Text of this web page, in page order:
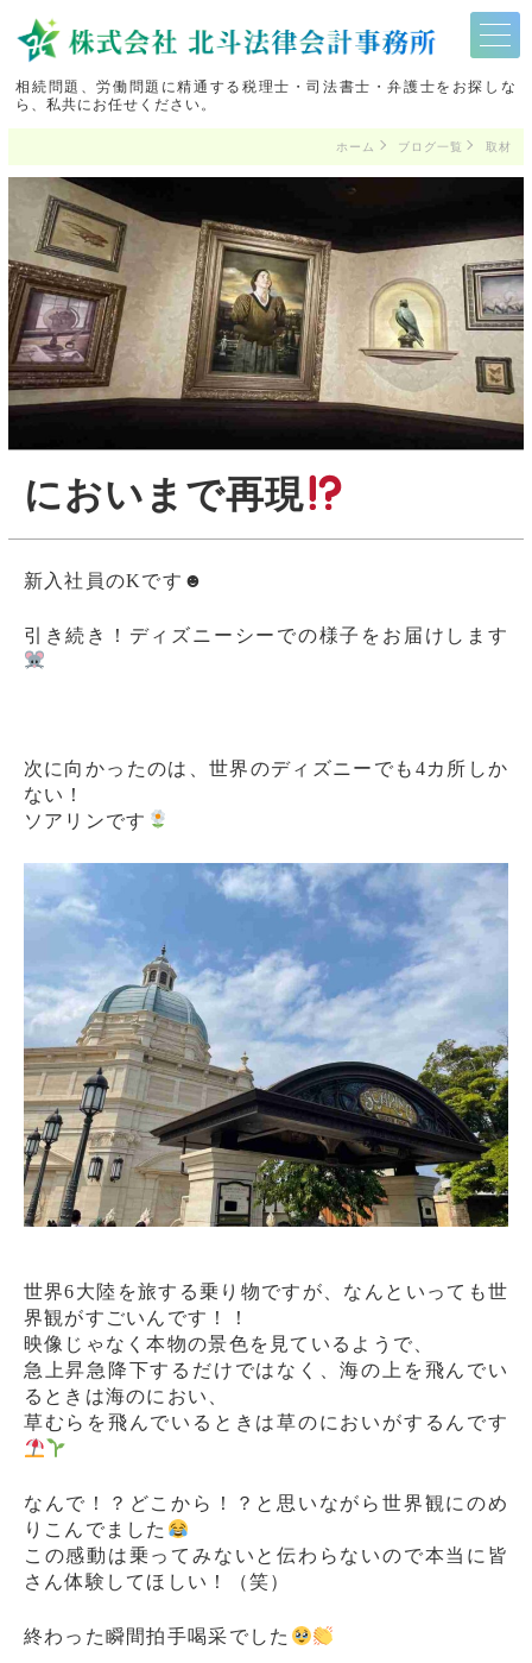
相続問題、労働問題に精通する税理士・司法書士・弁護士をお探しな
ら、私共にお任せください。
ホーム ブログ一覧 取材
においまで再現
新入社員のKです☻
引き続き！ディズニーシーでの様子をお届けします
次に向かったのは、世界のディズニーでも4カ所しか
ない！
ソアリンです
世界6大陸を旅する乗り物ですが、なんといっても世
界観がすごいんです！！
映像じゃなく本物の景色を見ているようで、
急上昇急降下するだけではなく、海の上を飛んでい
るときは海のにおい、
草むらを飛んでいるときは草のにおいがするんです
なんで！？どこから！？と思いながら世界観にのめ
りこんでました
この感動は乗ってみないと伝わらないので本当に皆
さん体験してほしい！（笑）
終わった瞬間拍手喝采でした